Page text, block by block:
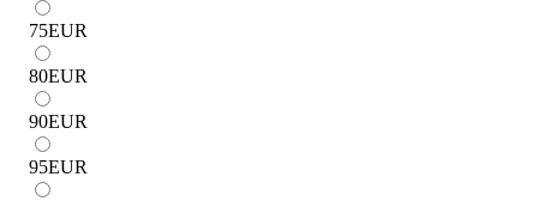
75EUR
80EUR
90EUR
95EUR